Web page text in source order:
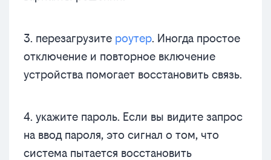
3. перезагрузите роутер. Иногда простое
отключение и повторное включение
устройства помогает восстановить связь.
4. укажите пароль. Если вы видите запрос
на ввод пароля, это сигнал о том, что
система пытается восстановить